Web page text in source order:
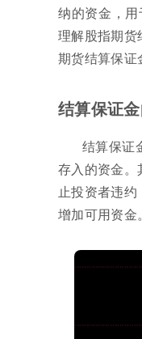
纳的资金，
理解股指期
期货结算保证
结算保证
结算保证
存入的资金
止投资者违
增加可用资金。